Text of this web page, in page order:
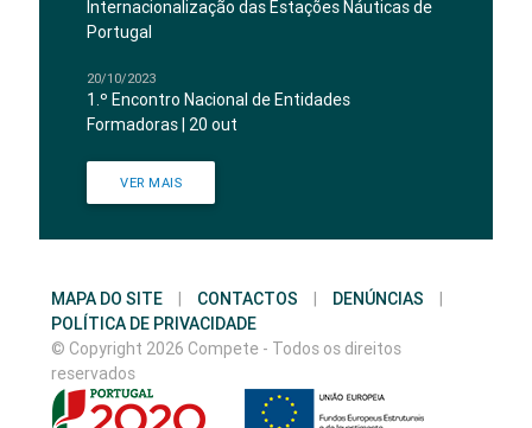
Internacionalização das Estações Náuticas de
Portugal
20/10/2023
1.º Encontro Nacional de Entidades
Formadoras | 20 out
VER MAIS
MAPA DO SITE | CONTACTOS | DENÚNCIAS
|
POLÍTICA DE PRIVACIDADE
© Copyright 2026 Compete - Todos os direitos
reservados